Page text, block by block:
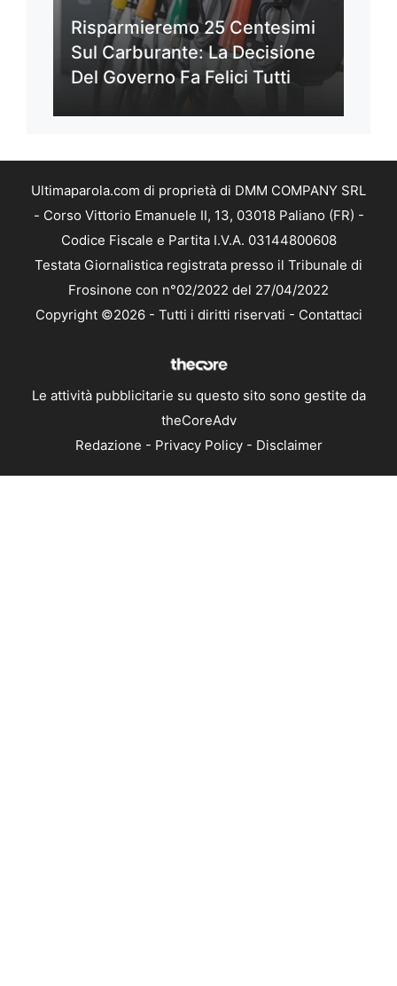
Risparmieremo 25 Centesimi
Sul Carburante: La Decisione
Del Governo Fa Felici Tutti
Ultimaparola.com di proprietà di DMM COMPANY SRL
- Corso Vittorio Emanuele II, 13, 03018 Paliano (FR) -
Codice Fiscale e Partita I.V.A. 03144800608
Testata Giornalistica registrata presso il Tribunale di
Frosinone con n°02/2022 del 27/04/2022
Copyright ©2026 - Tutti i diritti riservati - Contattaci
Le attività pubblicitarie su questo sito sono gestite da
theCoreAdv
Redazione - Privacy Policy- Disclaimer